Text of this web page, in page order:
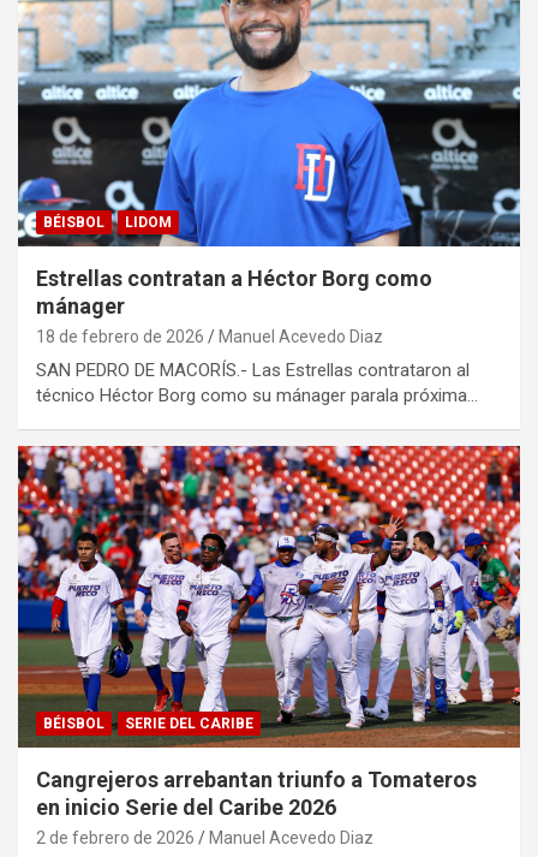
BÉISBOL LIDOM
Estrellas contratan a Héctor Borg como
mánager
18 de febrero de 2026 Manuel Acevedo Diaz
SAN PEDRO DE MACORÍS.- Las Estrellas contrataron al
técnico Héctor Borg como su mánager parala próxima…
BÉISBOL SERIE DEL CARIBE
Cangrejeros arrebantan triunfo a Tomateros
en inicio Serie del Caribe 2026
2 de febrero de 2026 Manuel Acevedo Diaz